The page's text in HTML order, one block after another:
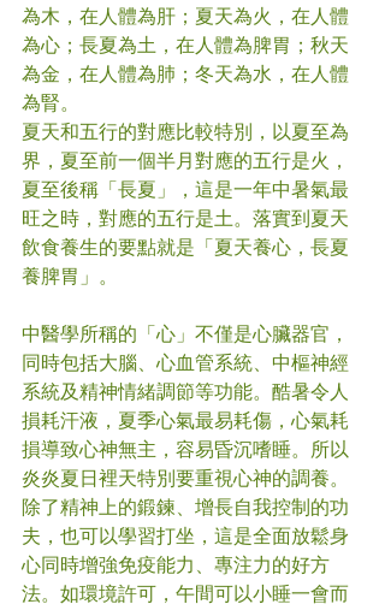
為木，在人體為肝；夏天為火，在人體
為心；長夏為土，在人體為脾胃；秋天
為金，在人體為肺；冬天為水，在人體
為腎。
夏天和五行的對應比較特別，以夏至為
界，夏至前一個半月對應的五行是火，
夏至後稱「長夏」，這是一年中暑氣最
旺之時，對應的五行是土。落實到夏天
飲食養生的要點就是「夏天養心，長夏
養脾胃」。
中醫學所稱的「心」不僅是心臟器官，
同時包括大腦、心血管系統、中樞神經
系統及精神情緒調節等功能。酷暑令人
損耗汗液，夏季心氣最易耗傷，心氣耗
損導致心神無主，容易昏沉嗜睡。所以
炎炎夏日裡天特別要重視心神的調養。
除了精神上的鍛鍊、增長自我控制的功
夫，也可以學習打坐，這是全面放鬆身
心同時增強免疫能力、專注力的好方
法。如環境許可，午間可以小睡一會而